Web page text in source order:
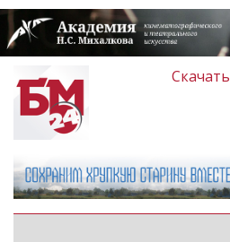
Скачать